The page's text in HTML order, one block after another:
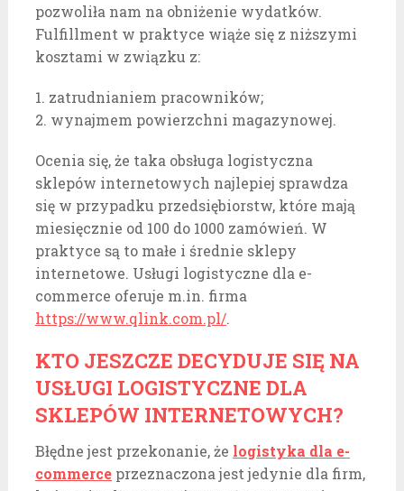
pozwoliła nam na obniżenie wydatków.
Fulfillment w praktyce wiąże się z niższymi
kosztami w związku z:
1. zatrudnianiem pracowników;
2. wynajmem powierzchni magazynowej.
Ocenia się, że taka obsługa logistyczna
sklepów internetowych najlepiej sprawdza
się w przypadku przedsiębiorstw, które mają
miesięcznie od 100 do 1000 zamówień. W
praktyce są to małe i średnie sklepy
internetowe. Usługi logistyczne dla e-
commerce oferuje m.in. firma
https://www.qlink.com.pl/.
KTO JESZCZE DECYDUJE SIĘ NA
USŁUGI LOGISTYCZNE DLA
SKLEPÓW INTERNETOWYCH?
Błędne jest przekonanie, że logistyka dla e-
commerceprzeznaczona jest jedynie dla firm,